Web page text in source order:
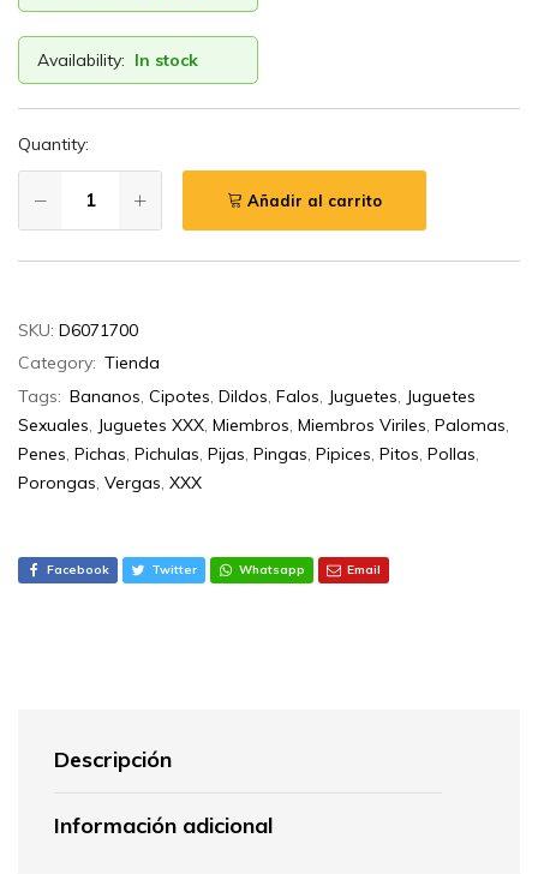
Availability: In stock
Quantity:
Añadir al carrito
SKU: D6071700
Category: Tienda
Tags: Bananos, Cipotes, Dildos, Falos, Juguetes, Juguetes
Sexuales, Juguetes XXX, Miembros, Miembros Viriles, Palomas,
Penes, Pichas, Pichulas, Pijas, Pingas, Pipices, Pitos, Pollas,
Porongas, Vergas, XXX
Facebook Twitter Whatsapp Email
Descripción
Información adicional